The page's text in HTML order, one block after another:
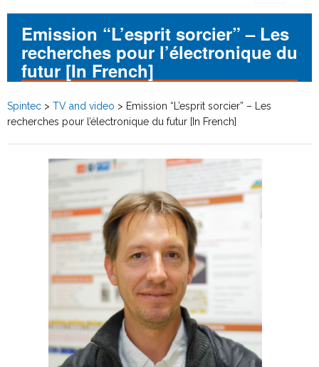
Emission “L’esprit sorcier” – Les
recherches pour l’électronique du
futur [In French]
Spintec > TV and video > Emission “L’esprit sorcier” – Les
recherches pour l’électronique du futur [In French]